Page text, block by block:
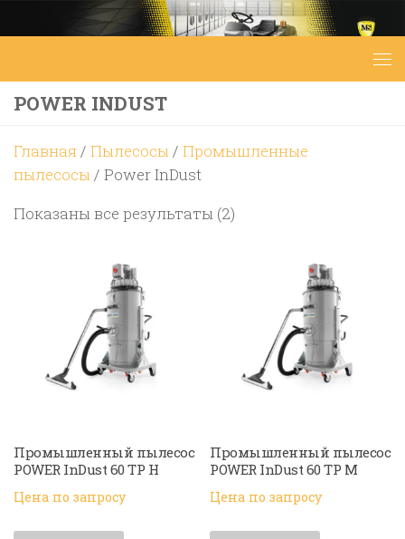
Перейти к содержимому
POWER INDUST
Главная/ Пылесосы/ Промышленные
пылесосы/ Power InDust
Показаны все результаты (2)
возрастанию
Промышленный пылесос
POWER InDust 60 TP H
Цена по запросу
Промышленный пылесос
POWER InDust 60 TP M
Цена по запросу